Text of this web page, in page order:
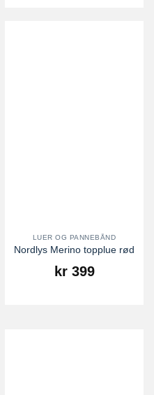
LUER OG PANNEBÅND
Nordlys Merino topplue rød
kr399